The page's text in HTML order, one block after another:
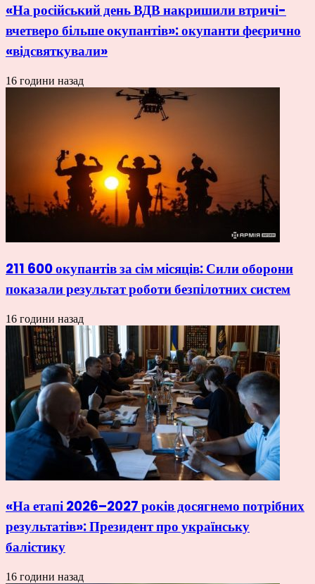
«На російський день ВДВ накришили втричі-
вчетверо більше окупантів»: окупанти феєрично
«відсвяткували»
16 години назад
211 600 окупантів за сім місяців: Сили оборони
показали результат роботи безпілотних систем
16 години назад
«На етапі 2026–2027 років досягнемо потрібних
результатів»: Президент про українську
балістику
16 години назад